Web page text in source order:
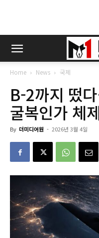
Home News 국제
B-2까지 떴
굴복인가 체
By 더미디어원 - 2026년 3월 4일